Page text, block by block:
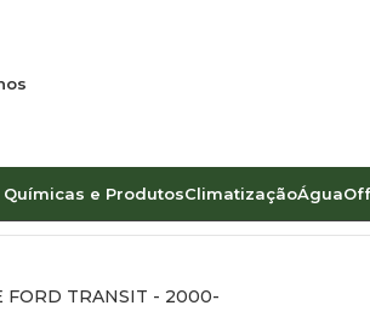
Químicas e ProdutosClimatizaçãoÁgua
Porta Bicicletas SUPORTE DE